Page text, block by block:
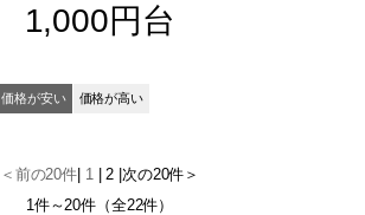
1,000円台
価格が安い 価格が高い
＜前の20件| 1 | 2 |次の20件＞
1件～20件（全22件）